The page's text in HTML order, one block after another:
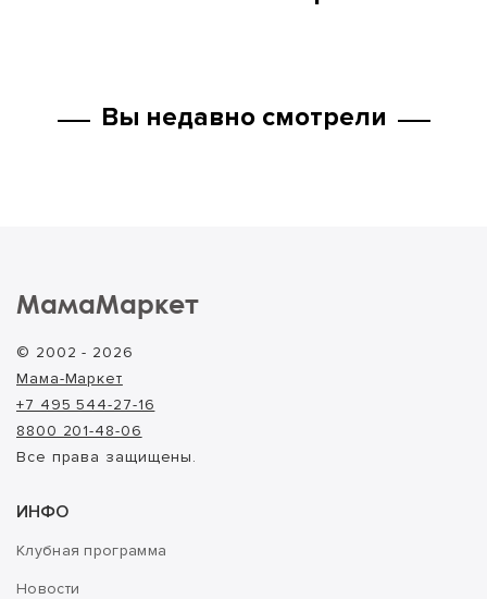
Вы недавно смотрели
МамаМаркет
© 2002 - 2026
Мама-Маркет
+7 495 544-27-16
8800 201-48-06
Все права защищены.
ИНФО
Клубная программа
Новости